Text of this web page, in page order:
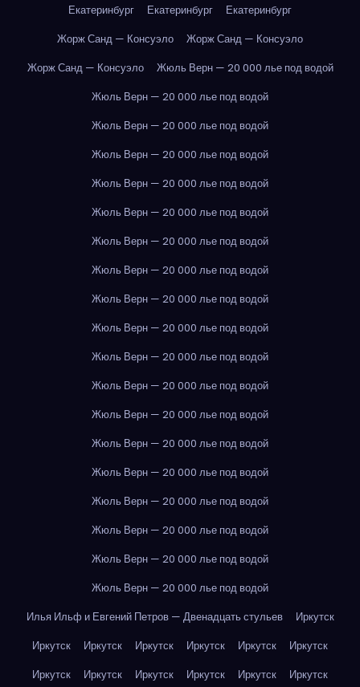
Екатеринбург
Екатеринбург
Екатеринбург
Жорж Санд — Консуэло
Жорж Санд — Консуэло
Жорж Санд — Консуэло
Жюль Верн — 20 000 лье под водой
Жюль Верн — 20 000 лье под водой
Жюль Верн — 20 000 лье под водой
Жюль Верн — 20 000 лье под водой
Жюль Верн — 20 000 лье под водой
Жюль Верн — 20 000 лье под водой
Жюль Верн — 20 000 лье под водой
Жюль Верн — 20 000 лье под водой
Жюль Верн — 20 000 лье под водой
Жюль Верн — 20 000 лье под водой
Жюль Верн — 20 000 лье под водой
Жюль Верн — 20 000 лье под водой
Жюль Верн — 20 000 лье под водой
Жюль Верн — 20 000 лье под водой
Жюль Верн — 20 000 лье под водой
Жюль Верн — 20 000 лье под водой
Жюль Верн — 20 000 лье под водой
Жюль Верн — 20 000 лье под водой
Жюль Верн — 20 000 лье под водой
Илья Ильф и Евгений Петров — Двенадцать стульев
Иркутск
Иркутск
Иркутск Иркутск Иркутск Иркутск
Иркутск
Иркутск
Иркутск Иркутск Иркутск Иркутск
Иркутск